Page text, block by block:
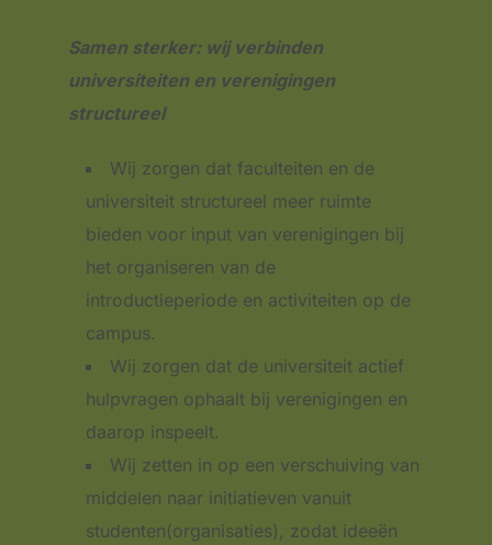
Samen sterker: wij verbinden
universiteiten en verenigingen
structureel
Wij zorgen dat faculteiten en de
universiteit structureel meer ruimte
bieden voor input van verenigingen bij
het organiseren van de
introductieperiode en activiteiten op de
campus.
Wij zorgen dat de universiteit actief
hulpvragen ophaalt bij verenigingen en
daarop inspeelt.
Wij zetten in op een verschuiving van
middelen naar initiatieven vanuit
studenten(organisaties), zodat ideeën